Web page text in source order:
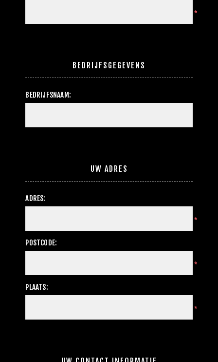
*
BEDRIJFSGEGEVENS
BEDRIJFSNAAM:
UW ADRES
ADRES:
*
POSTCODE:
*
PLAATS:
*